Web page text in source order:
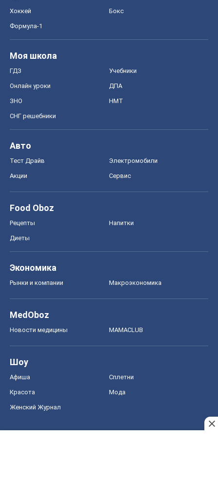
Хоккей Бокс
Формула-1
Моя школа
ГДЗ Учебники
Онлайн уроки ДПА
ЗНО НМТ
СНГ решебники
Авто
Тест Драйв Электромобили
Акции Сервис
Food Oboz
Рецепты Напитки
Диеты
Экономика
Рынки и компании Mакроэкономика
MedOboz
Новости медицины MAMACLUB
Шоу
Афиша Сплетни
Красота Мода
Женский Журнал